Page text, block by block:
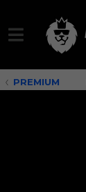
PREMIUM